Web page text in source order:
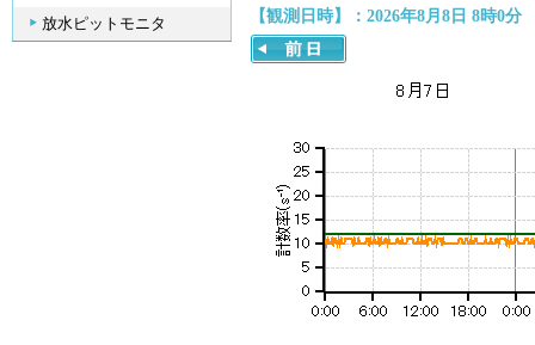
放水ピットモニタ
【観測日時】：2026年8月8日 8時0分